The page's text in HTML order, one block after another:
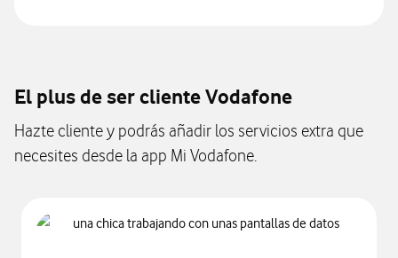
El plus de ser cliente Vodafone
Hazte cliente y podrás añadir los servicios extra que
necesites desde la app Mi Vodafone.